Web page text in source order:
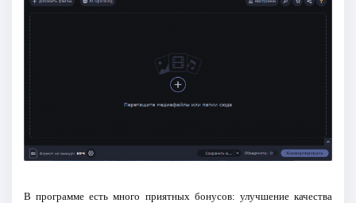
В программе есть много приятных бонусов: улучшение качества